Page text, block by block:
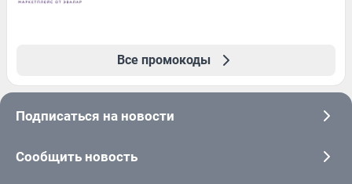
Все промокоды
Подписаться на новости
Сообщить новость